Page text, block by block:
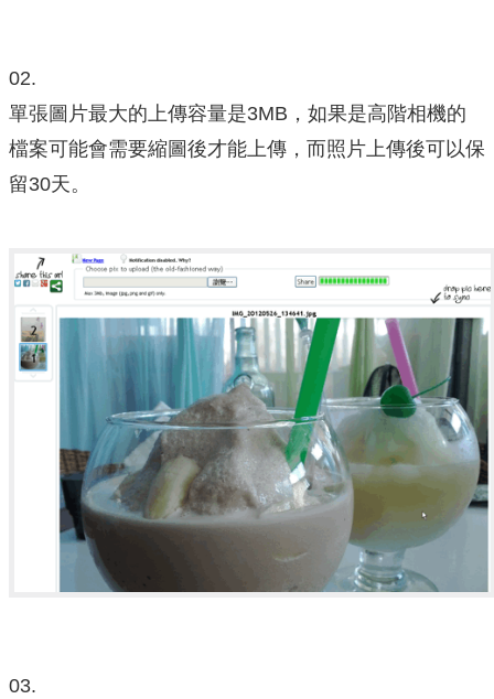
02.
單張圖片最大的上傳容量是3MB，如果是高階相機的
檔案可能會需要縮圖後才能上傳，而照片上傳後可以保
留30天。
03.